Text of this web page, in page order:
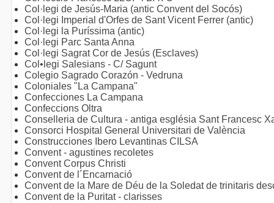
Col·legi de Jesús-Maria (antic Convent del Socós)
Col·legi Imperial d'Orfes de Sant Vicent Ferrer (antic)
Col·legi la Puríssima (antic)
Col·legi Parc Santa Anna
Col·legi Sagrat Cor de Jesús (Esclaves)
Col•legi Salesians - C/ Sagunt
Colegio Sagrado Corazón - Vedruna
Coloniales "La Campana"
Confecciones La Campana
Confeccions Oltra
Conselleria de Cultura - antiga església Sant Francesc
Consorci Hospital General Universitari de València
Construcciones Ibero Levantinas CILSA
Convent - agustines recoletes
Convent Corpus Christi
Convent de l´Encarnació
Convent de la Mare de Déu de la Soledat de trinitaris
Convent de la Puritat - clarisses